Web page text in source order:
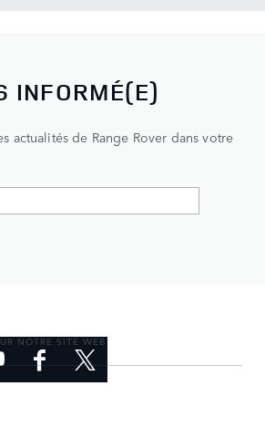
INFORMÉ(E)
actualités de Range Rover dans votre
NOTRE SITE WEB